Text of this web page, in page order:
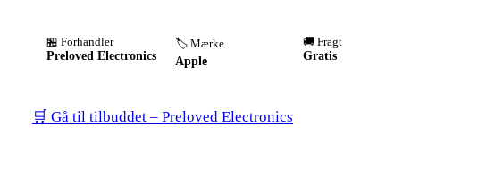
🏪 Forhandler
Preloved Electronics
🏷️ Mærke
Apple
🚚 Fragt
Gratis
🛒 Gå til tilbuddet – Preloved Electronics